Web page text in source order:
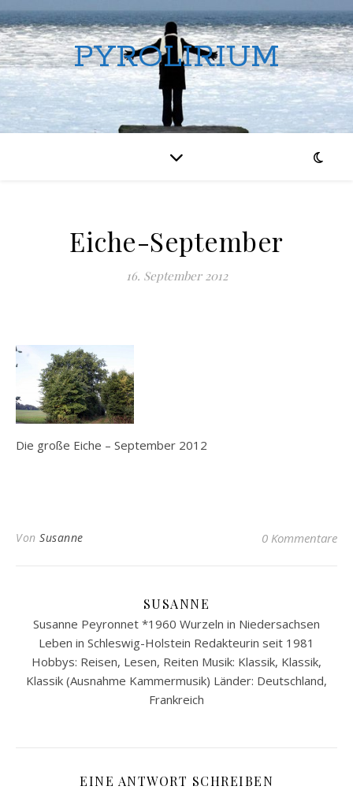
PYROLIRIUM
Eiche-September
16. September 2012
Die große Eiche – September 2012
Von Susanne 0 Kommentare
SUSANNE
Susanne Peyronnet *1960 Wurzeln in Niedersachsen
Leben in Schleswig-Holstein Redakteurin seit 1981
Hobbys: Reisen, Lesen, Reiten Musik: Klassik, Klassik,
Klassik (Ausnahme Kammermusik) Länder: Deutschland,
Frankreich
EINE ANTWORT SCHREIBEN